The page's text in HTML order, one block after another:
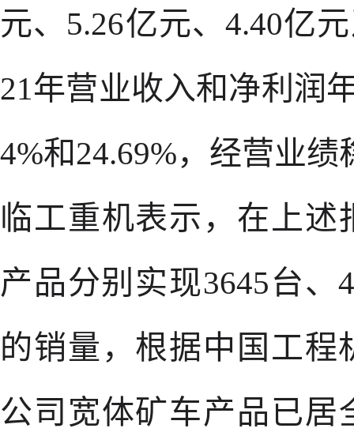
元、5.26亿元、4.40亿
21年营业收入和净利润
4%和24.69%，经营业绩
临工重机表示，在上
产品分别实现3645台、
的销量，根据中国工程
公司宽体矿车产品已居